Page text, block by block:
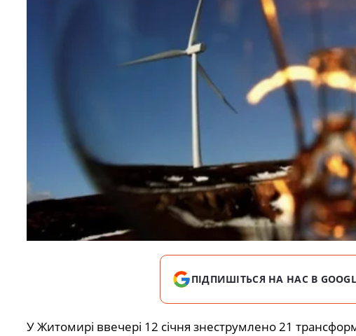
ПІДПИШІТЬСЯ НА НАС В
У Житомирі ввечері 12 січня знеструмлено 21